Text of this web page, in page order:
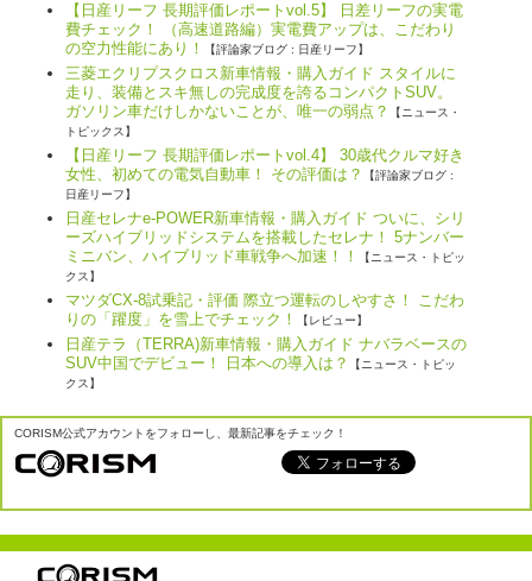
【日産リーフ 長期評価レポートvol.5】 日差リーフの実電
費チェック！ （高速道路編）実電費アップは、こだわり
の空力性能にあり！
【評論家ブログ : 日産リーフ】
三菱エクリプスクロス新車情報・購入ガイド スタイルに
走り、装備とスキ無しの完成度を誇るコンパクトSUV。
ガソリン車だけしかないことが、唯一の弱点？
【ニュース・
トピックス】
【日産リーフ 長期評価レポートvol.4】 30歳代クルマ好き
女性、初めての電気自動車！ その評価は？
【評論家ブログ :
日産リーフ】
日産セレナe-POWER新車情報・購入ガイド ついに、シリ
ーズハイブリッドシステムを搭載したセレナ！ 5ナンバー
ミニバン、ハイブリッド車戦争へ加速！！
【ニュース・トピッ
クス】
マツダCX-8試乗記・評価 際立つ運転のしやすさ！ こだわ
りの「躍度」を雪上でチェック！
【レビュー】
日産テラ（TERRA)新車情報・購入ガイド ナバラベースの
SUV中国でデビュー！ 日本への導入は？
【ニュース・トピッ
クス】
CORISM公式アカウントをフォローし、最新記事をチェック！